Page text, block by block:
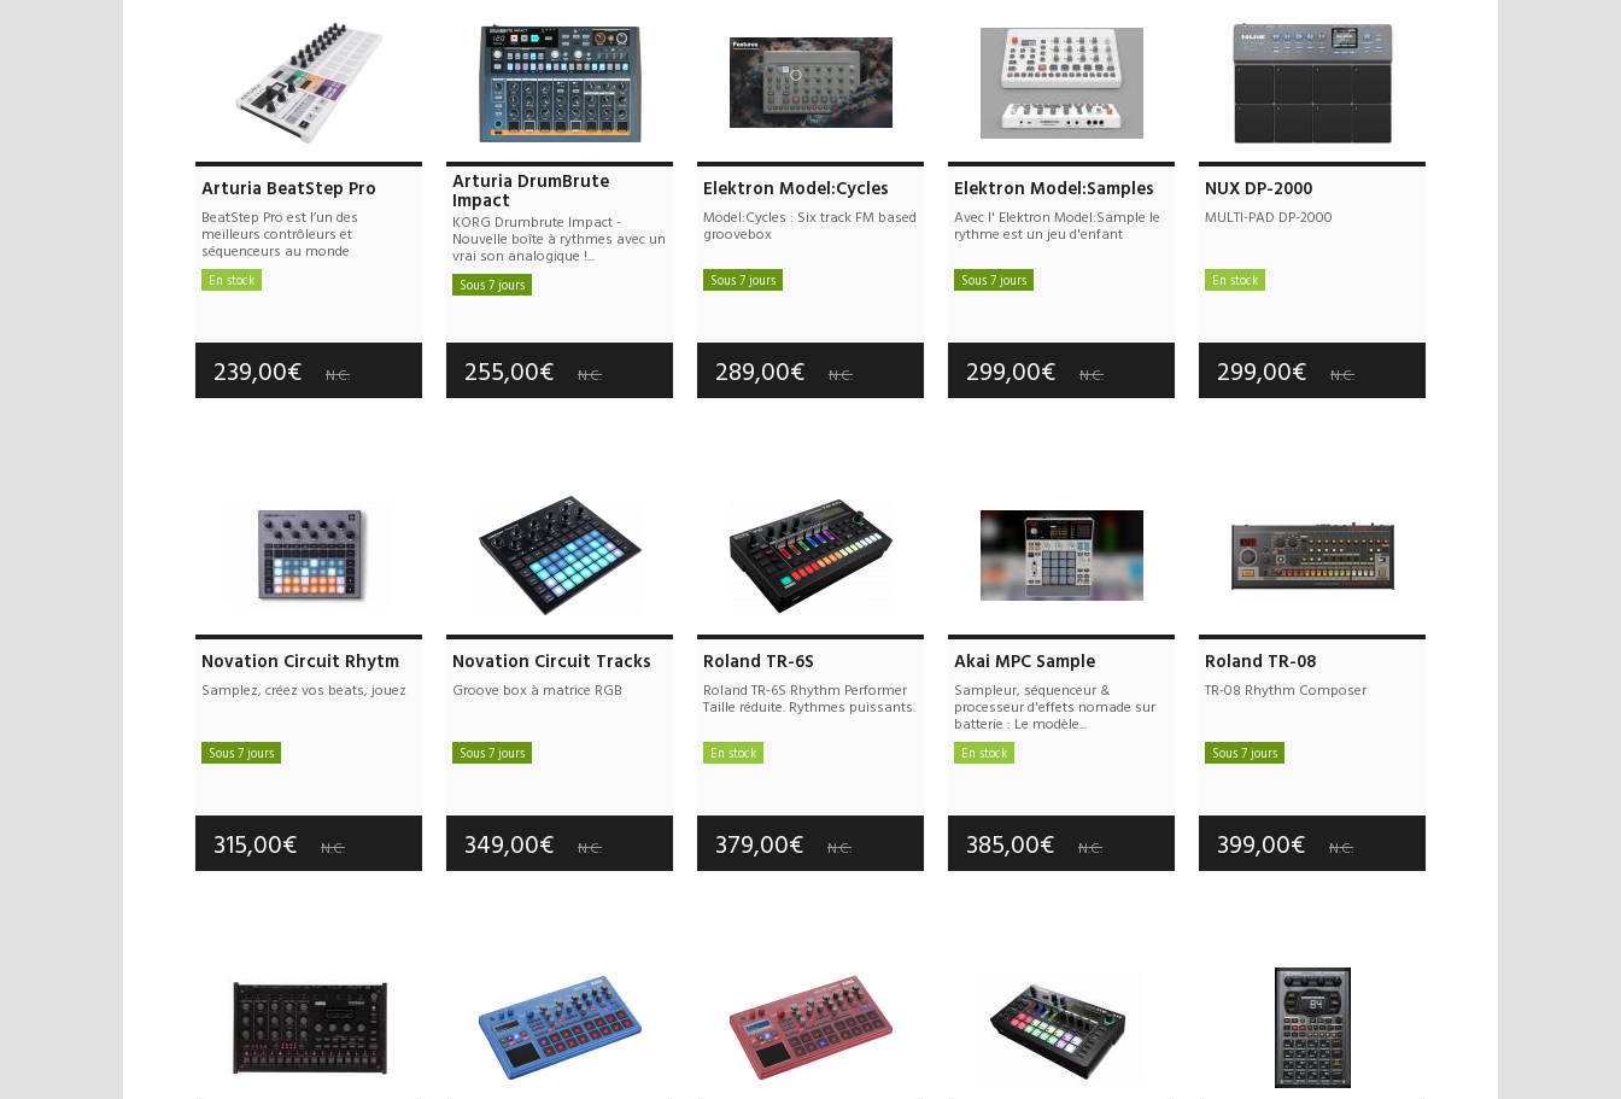
Arturia BeatStep Pro
BeatStep Pro est l’un des
meilleurs contrôleurs et
séquenceurs au monde
En stock
Garantie :3 an(s)
239,00€ N.C.
Arturia DrumBrute
Impact
KORG Drumbrute Impact -
Nouvelle boîte à rythmes avec un
vrai son analogique !...
Sous 7 jours
Garantie :3 an(s)
255,00€ N.C.
Elektron Model:Cycles
Model:Cycles : Six track FM based
groovebox
Sous 7 jours
Garantie :3 an(s)
289,00€ N.C.
Elektron Model:Samples
Avec l' Elektron Model:Sample le
rythme est un jeu d'enfant
Sous 7 jours
Garantie :3 an(s)
299,00€ N.C.
NUX DP-2000
MULTI-PAD DP-2000
En stock
Garantie :-- an(s)
299,00€ N.C.
Novation Circuit Rhytm
Samplez, créez vos beats, jouez
Sous 7 jours
Garantie :3 an(s)
315,00€ N.C.
Novation Circuit Tracks
Groove box à matrice RGB
Sous 7 jours
Garantie :3 an(s)
349,00€ N.C.
Roland TR-6S
Roland TR-6S Rhythm Performer
Taille réduite. Rythmes puissants.
En stock
Garantie :3 an(s)
379,00€ N.C.
Akai MPC Sample
Sampleur, séquenceur &
processeur d'effets nomade sur
batterie : Le modèle...
En stock
Garantie :3 an(s)
385,00€ N.C.
Roland TR-08
TR-08 Rhythm Composer
Sous 7 jours
Garantie :3 an(s)
399,00€ N.C.